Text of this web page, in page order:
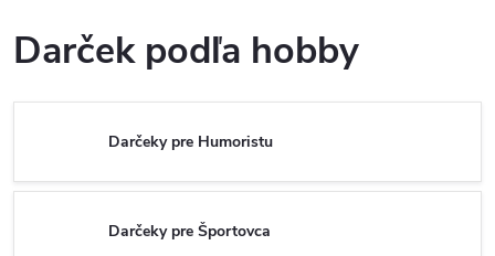
Darček podľa hobby
Darčeky pre Humoristu
Darčeky pre Športovca